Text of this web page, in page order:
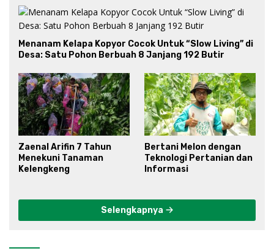
Menanam Kelapa Kopyor Cocok Untuk “Slow Living” di
Desa: Satu Pohon Berbuah 8 Janjang 192 Butir
Zaenal Arifin 7 Tahun
Menekuni Tanaman
Kelengkeng
Bertani Melon dengan
Teknologi Pertanian dan
Informasi
Selengkapnya